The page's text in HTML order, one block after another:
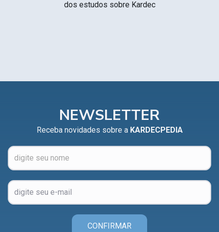
dos estudos sobre Kardec
NEWSLETTER
Receba novidades sobre a KARDECPEDIA
CONFIRMAR